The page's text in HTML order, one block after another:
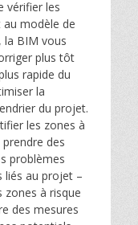
vérifier les
modèle de
la BIM vous
plus tôt
rapide du
la
du projet.
les zones à
des
problèmes
liés au projet –
zones à risque
des mesures